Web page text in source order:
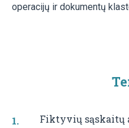
operacijų ir dokumentų
Fiktyvių sąskaitų